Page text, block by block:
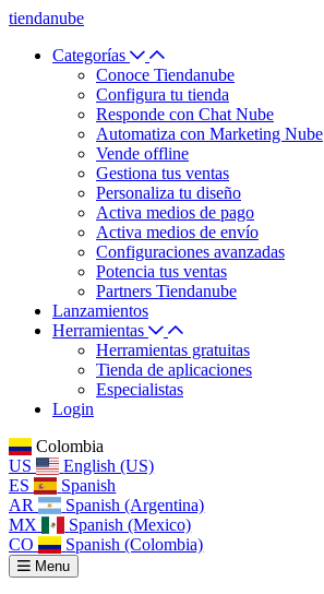
tiendanube
Categorías
Conoce Tiendanube
Configura tu tienda
Responde con Chat Nube
Automatiza con Marketing Nube
Vende offline
Gestiona tus ventas
Personaliza tu diseño
Activa medios de pago
Activa medios de envío
Configuraciones avanzadas
Potencia tus ventas
Partners Tiendanube
Lanzamientos
Herramientas
Herramientas gratuitas
Tienda de aplicaciones
Especialistas
Login
Colombia
US
English (US)
ES
Spanish
AR
Spanish (Argentina)
MX
Spanish (Mexico)
CO
Spanish (Colombia)
Menu